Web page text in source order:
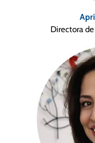
Directora